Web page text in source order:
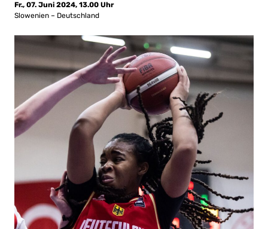
Fr., 07. Juni 2024, 13.00 Uhr
Slowenien – Deutschland